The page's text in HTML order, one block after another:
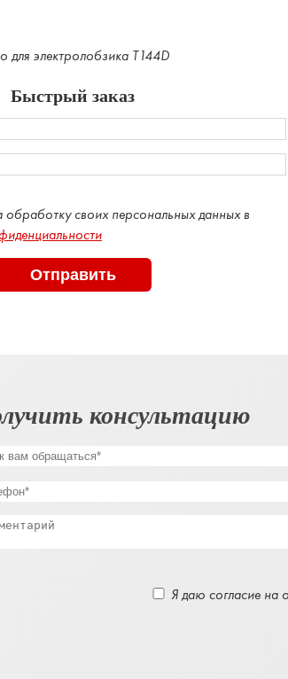
для электролобзика Т144D
Быстрый заказ
обработку своих персональных данных в
консультацию
Я даю согласие на